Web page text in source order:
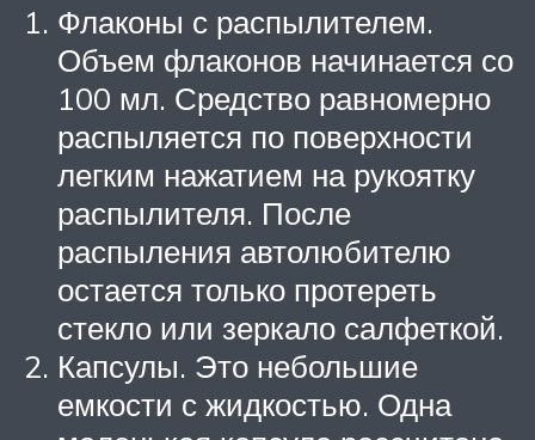
Флаконы с распылителем.
Объем флаконов начинается со
100 мл. Средство равномерно
распыляется по поверхности
легким нажатием на рукоятку
распылителя. После
распыления автолюбителю
остается только протереть
стекло или зеркало салфеткой.
Капсулы. Это небольшие
емкости с жидкостью. Одна